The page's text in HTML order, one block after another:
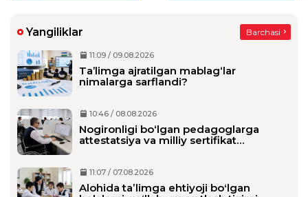
Yangiliklar Barchasi
11:09 / 09.08.2026
Ta’limga ajratilgan mablag‘lar
nimalarga sarflandi?
10:46 / 08.08.2026
Nogironligi bo‘lgan pedagoglarga
attestatsiya va milliy sertifikat
11:07 / 07.08.2026
Alohida taʼlimga ehtiyoji boʻlgan